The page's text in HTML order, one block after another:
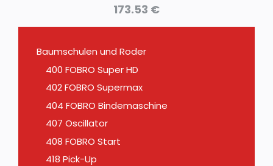
173.53 €
Baumschulen und Roder
400 FOBRO Super HD
402 FOBRO Supermax
404 FOBRO Bindemaschine
407 Oscillator
408 FOBRO Start
418 Pick-Up